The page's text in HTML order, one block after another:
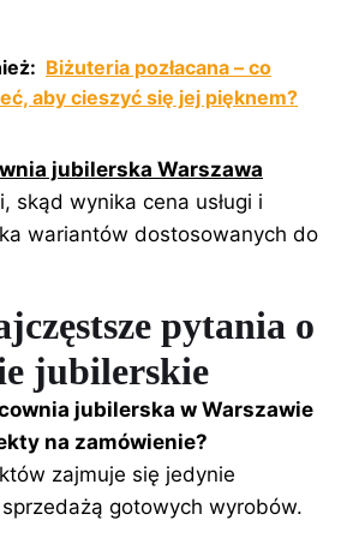
Biżuteria pozłacana – co
aby cieszyć się jej pięknem?
jubilerska Warszawa
skąd wynika cena usługi i
wariantów dostosowanych do
pytania o
jubilerskie
jubilerska w Warszawie
na zamówienie?
zajmuje się jedynie
gotowych wyrobów.